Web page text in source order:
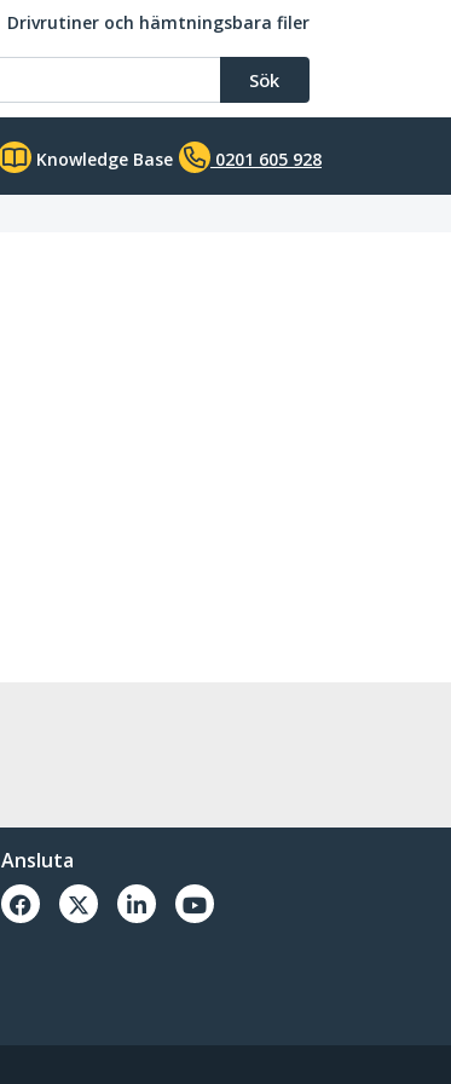
Drivrutiner och hämtningsbara filer
Sök
Knowledge Base 0201 605 928
Ansluta